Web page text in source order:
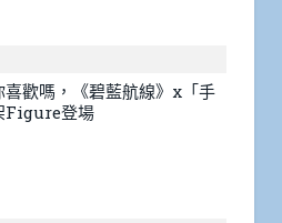
喜歡嗎，《碧藍航線》x「手
Figure登場